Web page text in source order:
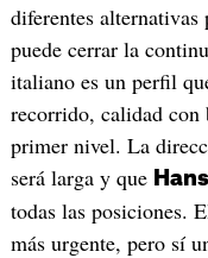
diferentes
puede cerrar la
italiano es un perfil
recorrido, calidad con
primer nivel. La
será larga y que
todas las posiciones.
más urgente, pero sí